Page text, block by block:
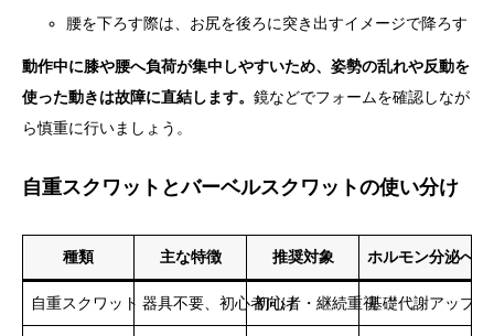
腰を下ろす際は、お尻を後ろに突き出すイメージで降ろす
動作中に膝や腰へ負荷が集中しやすいため、姿勢の乱れや反動を
使った動きは故障に直結します。 鏡などでフォームを確認しなが
ら慎重に行いましょう。
自重スクワットとバーベルスクワットの使い分け
種類 主な特徴 推奨対象 ホルモン分泌への
自重スクワット 器具不要、初心者向け初心者・継続重視基礎代謝アップ